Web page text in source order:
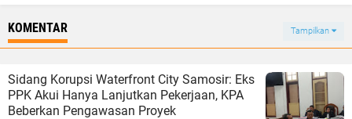
KOMENTAR Tampilkan
Sidang Korupsi Waterfront City Samosir: Eks
PPK Akui Hanya Lanjutkan Pekerjaan, KPA
Beberkan Pengawasan Proyek